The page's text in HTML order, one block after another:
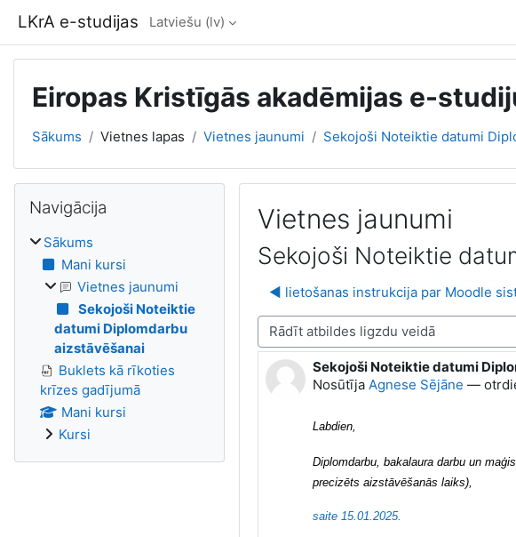
LKrA e-studijas Latviešu ‎(lv)‎
Eiropas Kristīgās akadēmijas e-
Sākums Vietnes lapas Vietnes jaunumi Sekojoši Noteiktie datumi
Vietnes jaunumi
Sekojoši Noteiktie
◀︎ lietošanas instrukcija par Moodle
Rādīšanas režīms
Sekojoši Noteiktie datumi
Nosūtīja Agnese Sējāne —
Atbilžu skaits: 0
Labdien,
Diplomdarbu, bakalaura darbu un
precizēts aizstāvēšanās laiks),
saite 15.01.2025.
Bloki
Navigācija
Sākums
Mani kursi
Vietnes jaunumi
Sekojoši Noteiktie
datumi Diplomdarbu
aizstāvēšanai
Buklets kā rīkoties
krīzes gadījumā
Mani kursi
Kursi